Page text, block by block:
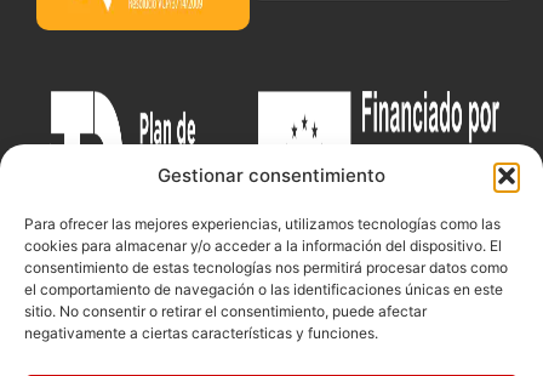
Gestionar consentimiento
Para ofrecer las mejores experiencias, utilizamos tecnologías como las
cookies para almacenar y/o acceder a la información del dispositivo. El
consentimiento de estas tecnologías nos permitirá procesar datos como
el comportamiento de navegación o las identificaciones únicas en este
sitio. No consentir o retirar el consentimiento, puede afectar
negativamente a ciertas características y funciones.